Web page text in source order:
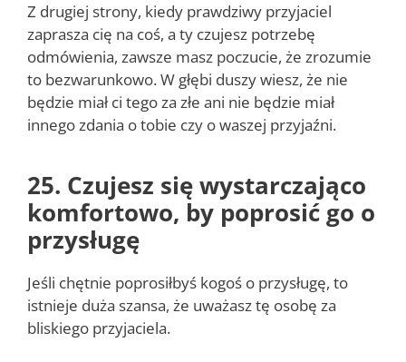
Z drugiej strony, kiedy prawdziwy przyjaciel
zaprasza cię na coś, a ty czujesz potrzebę
odmówienia, zawsze masz poczucie, że zrozumie
to bezwarunkowo. W głębi duszy wiesz, że nie
będzie miał ci tego za złe ani nie będzie miał
innego zdania o tobie czy o waszej przyjaźni.
25. Czujesz się wystarczająco
komfortowo, by poprosić go o
przysługę
Jeśli chętnie poprosiłbyś kogoś o przysługę, to
istnieje duża szansa, że uważasz tę osobę za
bliskiego przyjaciela.